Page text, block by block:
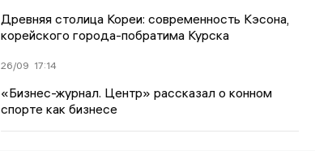
Древняя столица Кореи: современность Кэсона,
корейского города-побратима Курска
26/09 17:14
«Бизнес-журнал. Центр» рассказал о конном
спорте как бизнесе